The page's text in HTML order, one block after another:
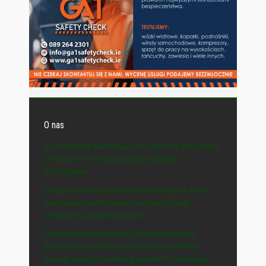
O nas
© WSZYSTKIE MATERIAŁY NA STRONIE WYDAWCY
„POLSKA-IE” CHRONIONE SĄ PRAWEM
AUTORSKIM.
Naszym celem jest prezentowanie spraw, które
mają bezpośredni wpływ na życie polskiej
emigracji na Zielonej Wyspie.
Prezentujemy informacje, które przybliżają
polityczne zasady funkcjonowania państwa,
opisują zasady działania gospodarki i pokazują